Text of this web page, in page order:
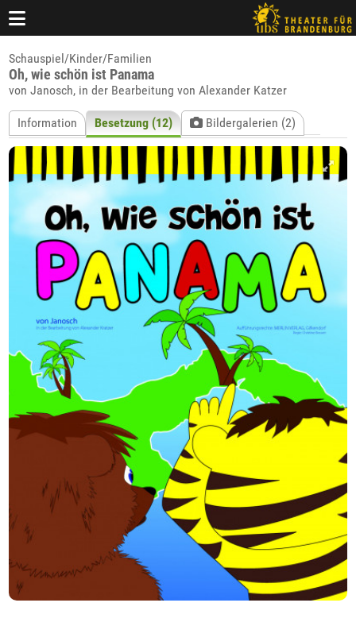
Schauspiel/Kinder/Familien
Oh, wie schön ist Panama
von Janosch, in der Bearbeitung von Alexander Katzer
Information Besetzung (12) Bildergalerien (2)